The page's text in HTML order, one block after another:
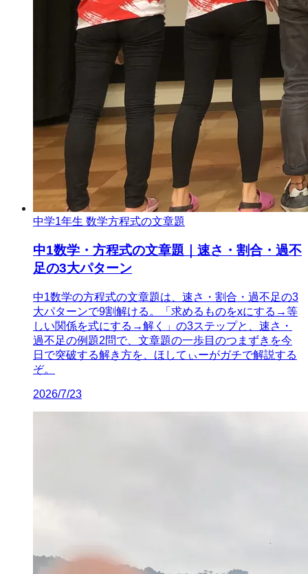
中学1年生 数学方程式の文章題
中1数学・方程式の文章題｜速さ・割合・過不
足の3大パターン
中1数学の方程式の文章題は、速さ・割合・過不足の3
大パターンで9割解ける。「求めるものをxにする→等
しい関係を式にする→解く」の3ステップと、速さ・
過不足の例題2問で、文章題の一歩目のつまずきを今
日で突破する解き方を、ほしてぃーがガチで解説する
ぞ。
2026/7/23